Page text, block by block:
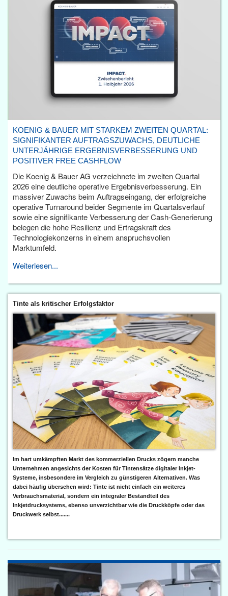
KOENIG & BAUER MIT STARKEM ZWEITEN QUARTAL:
SIGNIFIKANTER AUFTRAGSZUWACHS, DEUTLICHE
UNTERJÄHRIGE ERGEBNISVERBESSERUNG UND
POSITIVER FREE CASHFLOW
Die Koenig & Bauer AG verzeichnete im zweiten Quartal
2026 eine deutliche operative Ergebnisverbesserung. Ein
massiver Zuwachs beim Auftragseingang, der erfolgreiche
operative Turnaround beider Segmente im Quartalsverlauf
sowie eine signifikante Verbesserung der Cash-Generierung
belegen die hohe Resilienz und Ertragskraft des
Technologiekonzerns in einem anspruchsvollen
Marktumfeld.
Weiterlesen...
Tinte als kritischer Erfolgsfaktor
Im hart umkämpften Markt des kommerziellen Drucks zögern manche
Unternehmen angesichts der Kosten für Tintensätze digitaler Inkjet-
Systeme, insbesondere im Vergleich zu günstigeren Alternativen. Was
dabei häufig übersehen wird: Tinte ist nicht einfach ein weiteres
Verbrauchsmaterial, sondern ein integraler Bestandteil des
Inkjetdrucksystems, ebenso unverzichtbar wie die Druckköpfe oder das
Druckwerk selbst.......